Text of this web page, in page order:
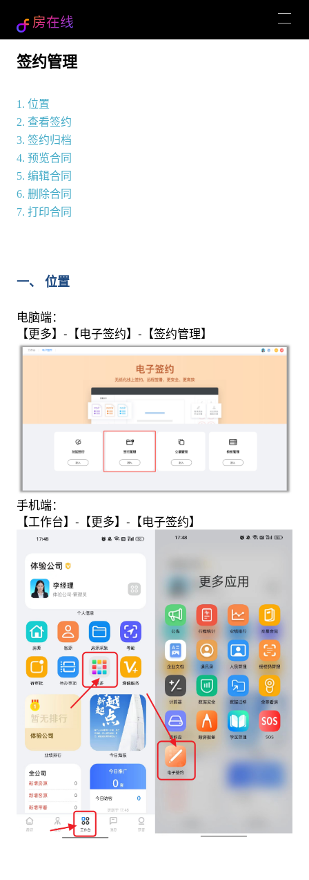
房在线
签约管理
1. 位置
2. 查看签约
3. 签约归档
4. 预览合同
5. 编辑合同
6. 删除合同
7. 打印合同
一、 位置
电脑端：
【更多】-【电子签约】-【签约管理】
手机端：
【工作台】-【更多】-【电子签约】